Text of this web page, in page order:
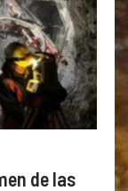
de las